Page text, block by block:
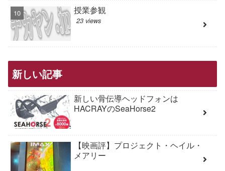
授業参観
23 views
新しい記事
新しい骨伝導ヘッドフォンは
HACRAYのSeaHorse2
【映画評】プロジェクト・ヘイル・
メアリー